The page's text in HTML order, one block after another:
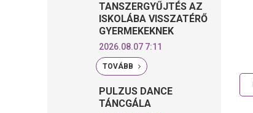
TANSZERGYŰJTÉS AZ
ISKOLÁBA VISSZATÉRŐ
GYERMEKEKNEK
2026.08.07 7:11
TOVÁBB
PULZUS DANCE
TÁNCGÁLA